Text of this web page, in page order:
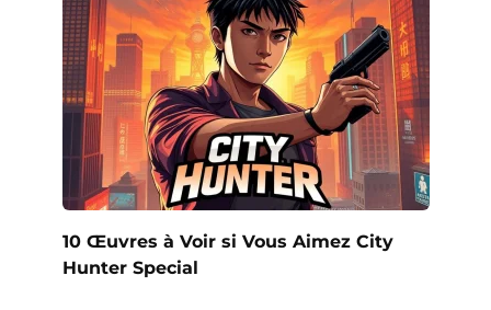
10 Œuvres à Voir si Vous Aimez City
Hunter Special